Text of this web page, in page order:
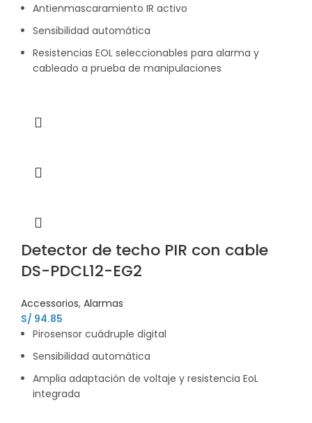
Antienmascaramiento IR activo
Sensibilidad automática
Resistencias EOL seleccionables para alarma y
cableado a prueba de manipulaciones
Detector de techo PIR con cable
DS-PDCL12-EG2
Accessorios, Alarmas
S/ 94.85
Pirosensor cuádruple digital
Sensibilidad automática
Amplia adaptación de voltaje y resistencia EoL
integrada